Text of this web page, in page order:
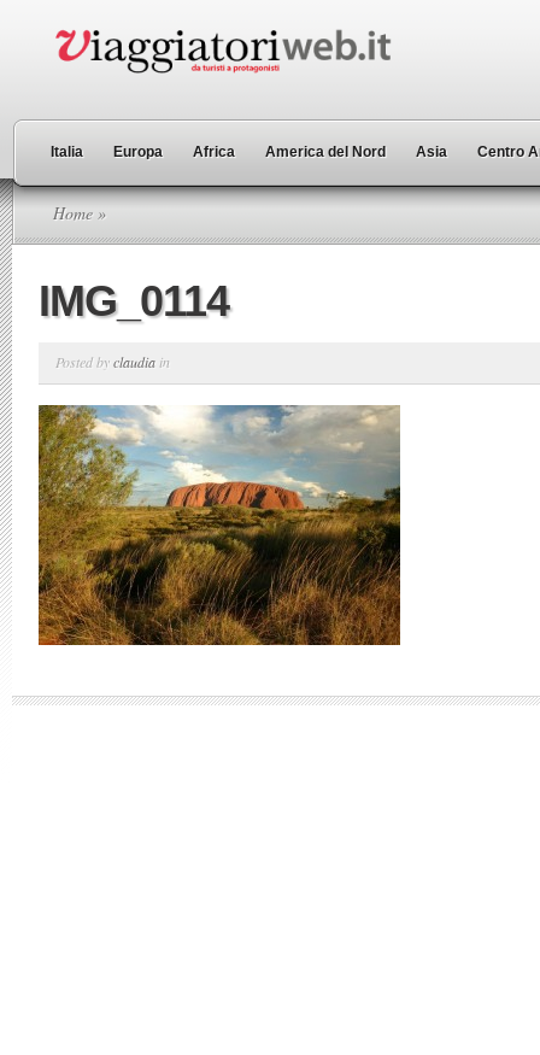
Italia Europa Africa America del Nord Asia Centro
Home »
IMG_0114
Posted byclaudia in